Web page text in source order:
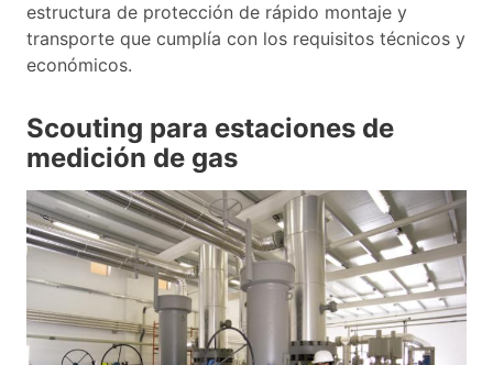
estructura de protección de rápido montaje y
transporte que cumplía con los requisitos técnicos y
económicos.
Scouting para estaciones de
medición de gas